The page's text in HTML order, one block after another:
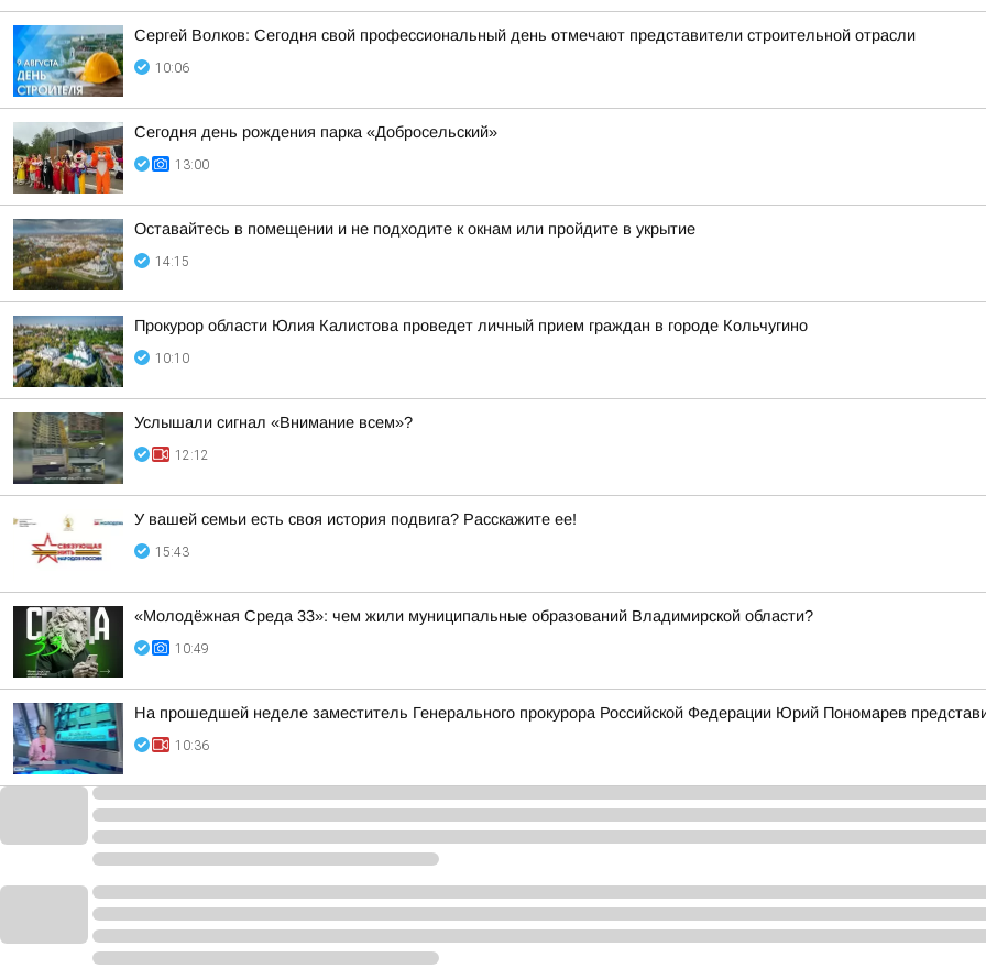
Сергей Волков: Сегодня свой профессиональный день отмечают представители строительной отрасли
10:06
Сегодня день рождения парка «Добросельский»
13:00
Оставайтесь в помещении и не подходите к окнам или пройдите в укрытие
14:15
Прокурор области Юлия Калистова проведет личный прием граждан в городе Кольчугино
10:10
Услышали сигнал «Внимание всем»?
12:12
У вашей семьи есть своя история подвига? Расскажите ее!
15:43
«Молодёжная Среда 33»: чем жили муниципальные образований Владимирской области?
10:49
На прошедшей неделе заместитель Генерального прокурора Российской Федерации Юрий Пономарев
10:36